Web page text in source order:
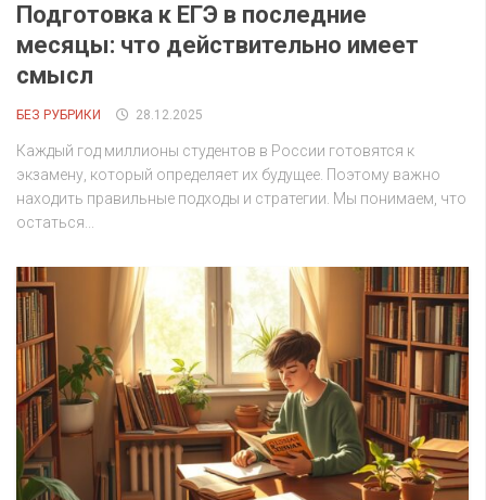
Подготовка к ЕГЭ в последние
месяцы: что действительно имеет
смысл
БЕЗ РУБРИКИ 28.12.2025
Каждый год миллионы студентов в России готовятся к
экзамену, который определяет их будущее. Поэтому важно
находить правильные подходы и стратегии. Мы понимаем, что
остаться...